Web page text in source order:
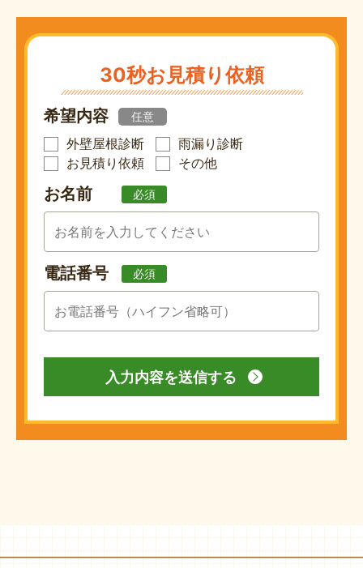
30秒お見積り依頼
希望内容 任意
外壁屋根診断
雨漏り診断
お見積り依頼
その他
お名前 必須
電話番号 必須